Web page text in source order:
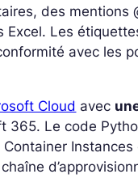
des mentions
Les
avec les
Cloud avec
Le code